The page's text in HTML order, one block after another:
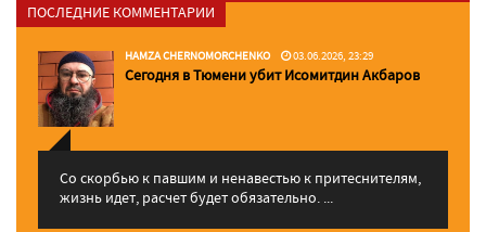
ПОСЛЕДНИЕ КОММЕНТАРИИ
HAMZA CHERNOMORCHENKO 03.06.2026, 23:29
Сегодня в Тюмени убит Исомитдин Акбаров
Со скорбью к павшим и ненавестью к притеснителям,
жизнь идет, расчет будет обязательно. ...